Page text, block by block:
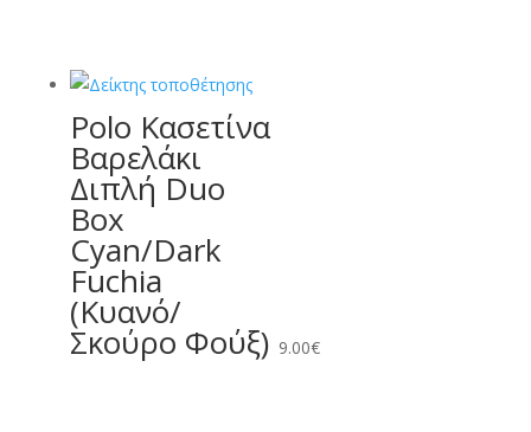
Polo Κασετίνα
Βαρελάκι
Διπλή Duo
Box
Cyan/Dark
Fuchia
(Κυανό/
Σκούρο Φούξ) 9.00€